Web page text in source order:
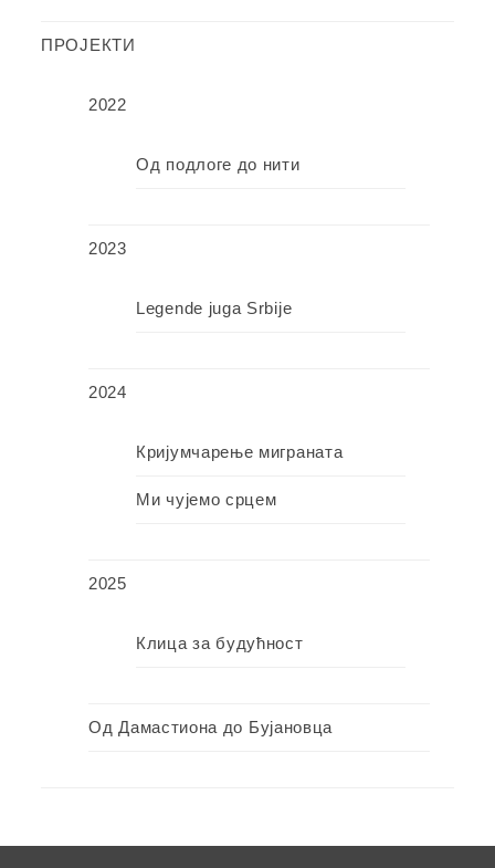
ПРОЈЕКТИ
2022
Од подлоге до нити
2023
Legende juga Srbije
2024
Кријумчарење миграната
Ми чујемо срцем
2025
Клица за будућност
Од Дамастиона до Бујановца